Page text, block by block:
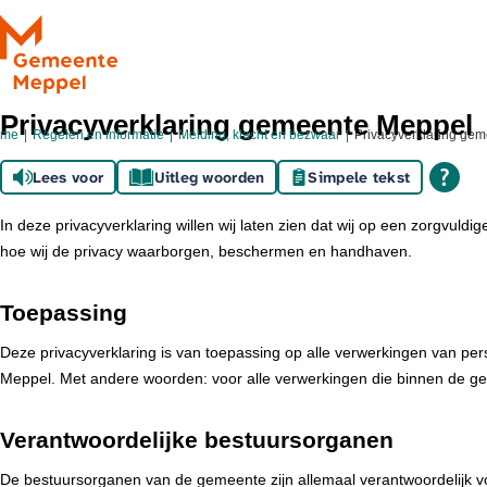
Ga naar de inhoud
Regelen en informatie Melding, klacht en bezwaar Privacyverklaring
Privacyverklaring gemeente Meppel
Lees voor Uitleg woorden Simpele tekst
In deze privacyverklaring willen wij laten zien dat wij op een
hoe wij de privacy waarborgen, beschermen en handhaven.
Toepassing
Deze privacyverklaring is van toepassing op alle verwerkingen van
Meppel. Met andere woorden: voor alle verwerkingen die binnen de
Verantwoordelijke bestuursorganen
De bestuursorganen van de gemeente zijn allemaal verantwoordelijk